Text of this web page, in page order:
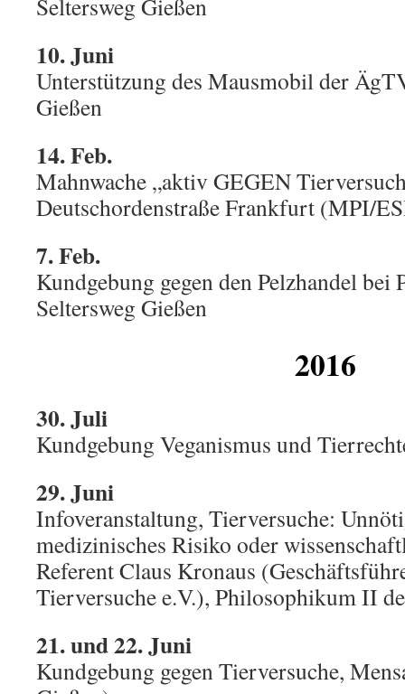
Seltersweg Gießen
10. Juni
Unterstützung des Mausmobil der
Gießen
14. Feb.
Mahnwache „aktiv GEGEN
Deutschordenstraße Frankfurt (MPI/
7. Feb.
Kundgebung gegen den Pelzhandel
Seltersweg Gießen
2016
30. Juli
Kundgebung Veganismus und
29. Juni
Infoveranstaltung, Tierversuche:
medizinisches Risiko oder
Referent Claus Kronaus
Tierversuche e.V.), Philosophikum II
21. und 22. Juni
Kundgebung gegen Tierversuche,